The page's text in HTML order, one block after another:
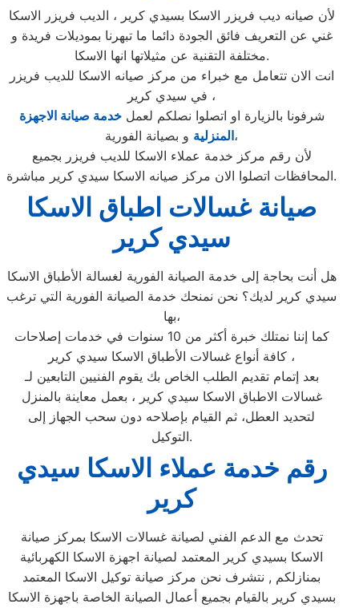
لأن صيانه ديب فريزر الاسكا بسيدي كرير ، الديب فريزر الاسكا
غني عن التعريف فائق الجودة دائما ما تبهرنا بموديلات فريدة و
مختلفة التقنية عن مثيلاتها انها الاسكا.
انت الان تتعامل مع خبراء من مركز صيانه الاسكا للديب فريزر
في سيدي كرير ،
شرفونا بالزيارة او اتصلوا نصلكم لعملخدمة صيانة الاجهزة
المنزليةو بصيانة الفورية،
لأن رقم مركز خدمة عملاء الاسكا للديب فريزر بجميع
المحافظات اتصلوا الان مركز صيانه الاسكا سيدي كرير مباشرة.
صيانة غسالات اطباق الاسكا
سيدي كرير
هل أنت بحاجة إلى خدمة الصيانة الفورية لغسالة الأطباق الاسكا
سيدي كرير لديك؟ نحن نمنحك خدمة الصيانة الفورية التي ترغب
بها،
كما إننا نمتلك خبرة أكثر من 10 سنوات في خدمات إصلاحات
كافة أنواع غسالات الأطباق الاسكا سيدي كرير ،
بعد إتمام تقديم الطلب الخاص بك يقوم الفنيين التابعين لـ
غسالات الاطباق الاسكا سيدي كرير ، بعمل معاينة بالمنزل
لتحديد العطل، ثم القيام بإصلاحه دون سحب الجهاز إلى
التوكيل.
رقم خدمة عملاء الاسكا سيدي
كرير
تحدث مع الدعم الفني لصيانة غسالات الاسكا بمركز صيانة
الاسكا بسيدي كرير المعتمد لصيانة اجهزة الاسكا الكهربائية
بمنازلكم , نتشرف نحن مركز صيانة توكيل الاسكا المعتمد
بسيدي كرير بالقيام بجميع أعمال الصيانة الخاصة باجهزة الاسكا